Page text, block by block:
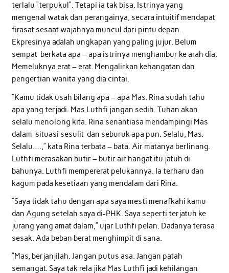
terlalu “terpukul”. Tetapi ia tak bisa. Istrinya yang
mengenal watak dan perangainya, secara intuitif mendapat
firasat sesaat wajahnya muncul dari pintu depan.
Ekpresinya adalah ungkapan yang paling jujur. Belum
sempat berkata apa – apa istrinya menghambur ke arah dia.
Memeluknya erat – erat. Mengalirkan kehangatan dan
pengertian wanita yang dia cintai.
“Kamu tidak usah bilang apa – apa Mas. Rina sudah tahu
apa yang terjadi. Mas Luthfi jangan sedih. Tuhan akan
selalu menolong kita. Rina senantiasa mendampingi Mas
dalam situasi sesulit dan seburuk apa pun. Selalu, Mas.
Selalu….,” kata Rina terbata – bata. Air matanya berlinang.
Luthfi merasakan butir – butir air hangat itu jatuh di
bahunya. Luthfi mempererat pelukannya. Ia terharu dan
kagum pada kesetiaan yang mendalam dari Rina.
“Saya tidak tahu dengan apa saya mesti menafkahi kamu
dan Agung setelah saya di-PHK. Saya seperti terjatuh ke
jurang yang amat dalam,” ujar Luthfi pelan. Dadanya terasa
sesak. Ada beban berat menghimpit di sana.
“Mas, berjanjilah. Jangan putus asa. Jangan patah
semangat. Saya tak rela jika Mas Luthfi jadi kehilangan